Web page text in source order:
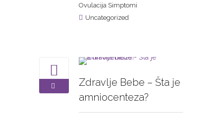
Ovulacija Simptomi
Uncategorized
Zdravlje Bebe – Šta je
amniocenteza?